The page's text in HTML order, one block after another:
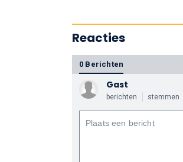
Reacties
0 Berichten
Gast
berichten stemmen